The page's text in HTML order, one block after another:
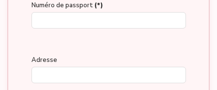
Numéro de passport (*)
Adresse